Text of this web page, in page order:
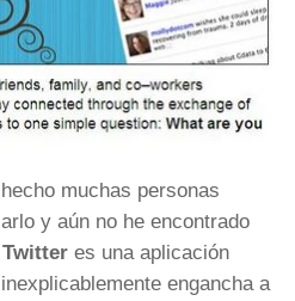
muchas personas
y aún no he encontrado
Twitter es una aplicación
engancha a